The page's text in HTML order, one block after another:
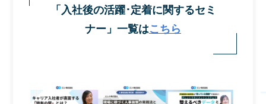
「入社後の活躍･定着に関するセミ
ナー」一覧はこちら